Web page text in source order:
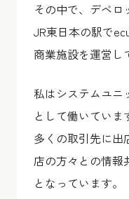
その中で、デベロ
JR東日本の駅で
商業施設を運営し
私はシステムユニ
として働いてい
多くの取引先に出
店の方々との情報
となっています。